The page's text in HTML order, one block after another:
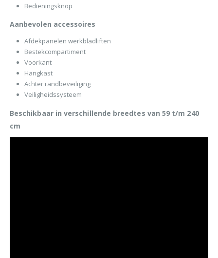
Bedieningsknop
Aanbevolen accessoires
Afdekpanelen werkbladliften
Bestekcompartiment
Voorkant
Hangkast
Achter randbeveiliging
Veiligheidssysteem
Beschikbaar in verschillende breedtes van 59 t/m 240
cm